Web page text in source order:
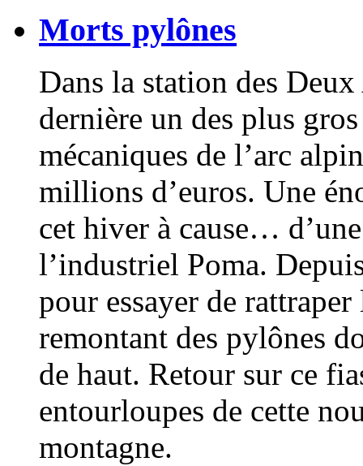
Morts pylônes
Dans la station des
dernière un des plus
mécaniques de l’arc
millions d’euros. Une
cet hiver à cause…
l’industriel Poma.
pour essayer de
remontant des pylônes
de haut. Retour sur ce
entourloupes de cette
montagne.